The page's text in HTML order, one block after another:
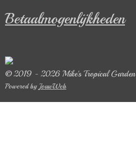
Betaalmogenlijkheden
© 2019 - 2026 Mike's Tropical Garden
Powered by JouwWeb